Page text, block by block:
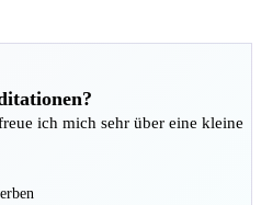
ich mich sehr über eine kleine